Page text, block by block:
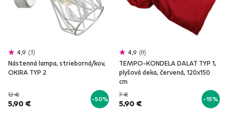
4,9 3
Nástenná lampa, strieborná/kov,
OKIRA TYP 2
12 €
5,90 € -50%
4,9 8
TEMPO-KONDELA DALAT TYP 1,
plyšová deka, červená, 120x150
cm
7 €
5,90 € -15%